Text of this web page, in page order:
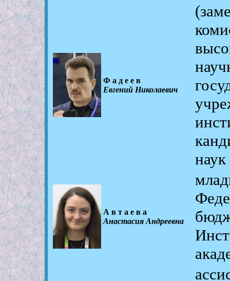
Фадеев
Евгений Николаевич
наук
Автаева
Анастасия Андреевна